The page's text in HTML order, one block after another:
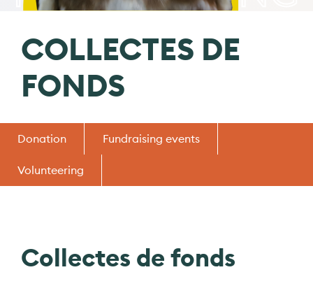
COLLECTES DE
FONDS
Donation Fundraising events
Volunteering
Collectes de fonds